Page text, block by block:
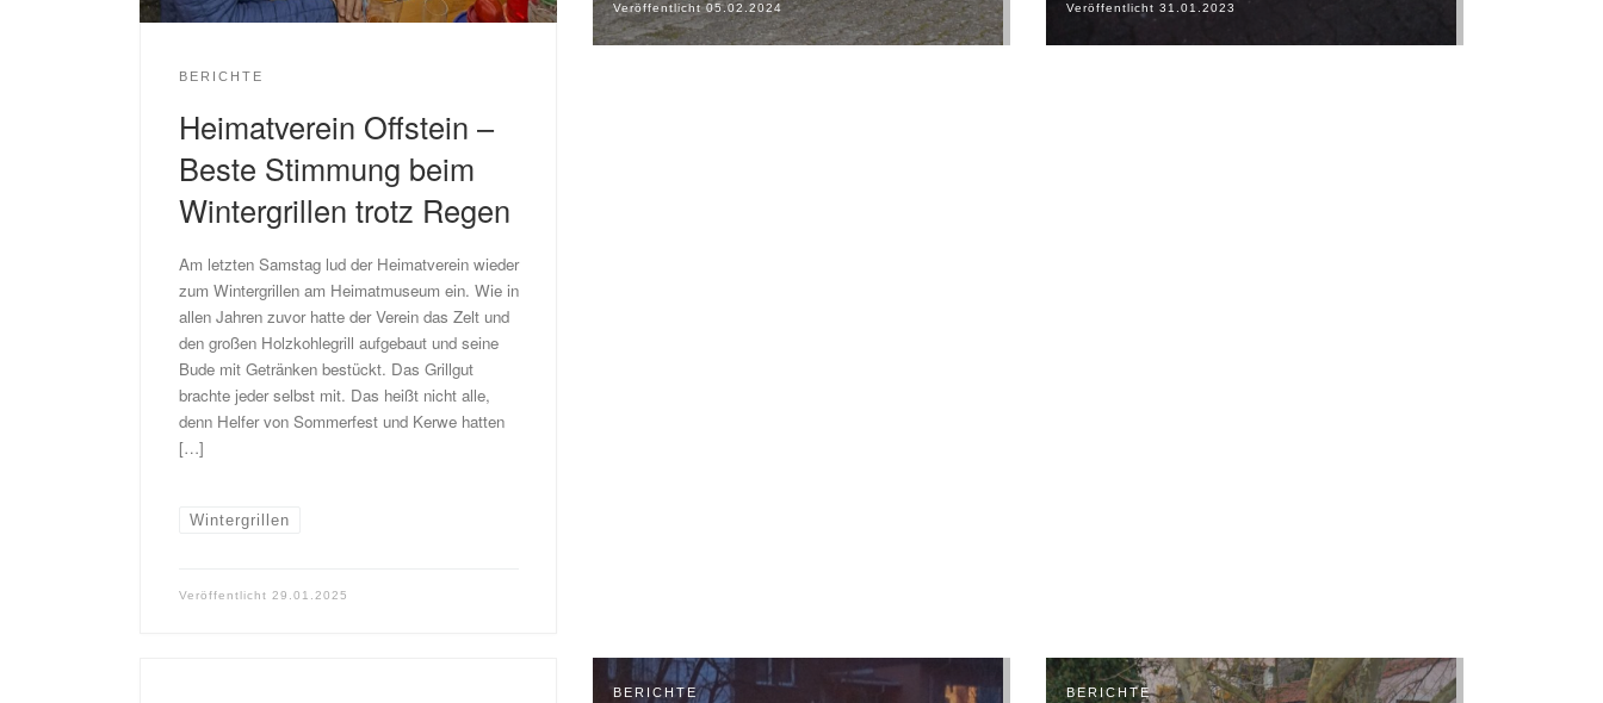
BERICHTE
Heimatverein Offstein –
Beste Stimmung beim
Wintergrillen trotz Regen
Am letzten Samstag lud der Heimatverein wieder
zum Wintergrillen am Heimatmuseum ein. Wie in
allen Jahren zuvor hatte der Verein das Zelt und
den großen Holzkohlegrill aufgebaut und seine
Bude mit Getränken bestückt. Das Grillgut
brachte jeder selbst mit. Das heißt nicht alle,
denn Helfer von Sommerfest und Kerwe hatten
[…]
Wintergrillen
Veröffentlicht 29.01.2025
Veröffentlicht05.02.2024 Veröffentlicht 31.01.2023
BERICHTE BERICHTE